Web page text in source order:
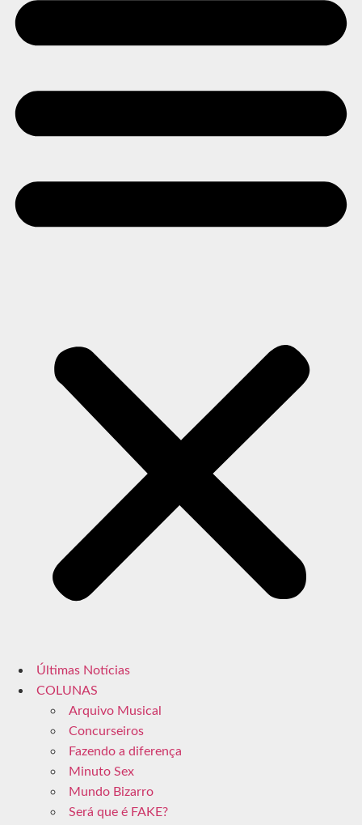
Últimas Notícias
COLUNAS
Arquivo Musical
Concurseiros
Fazendo a diferença
Minuto Sex
Mundo Bizarro
Será que é FAKE?